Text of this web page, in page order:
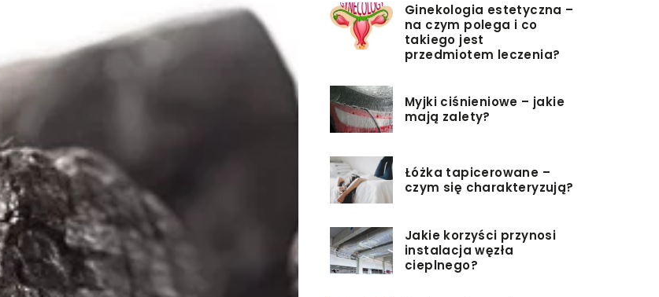
Ginekologia estetyczna –
na czym polega i co
takiego jest
przedmiotem leczenia?
Myjki ciśnieniowe – jakie
mają zalety?
Łóżka tapicerowane –
czym się charakteryzują?
Jakie korzyści przynosi
instalacja węzła
cieplnego?